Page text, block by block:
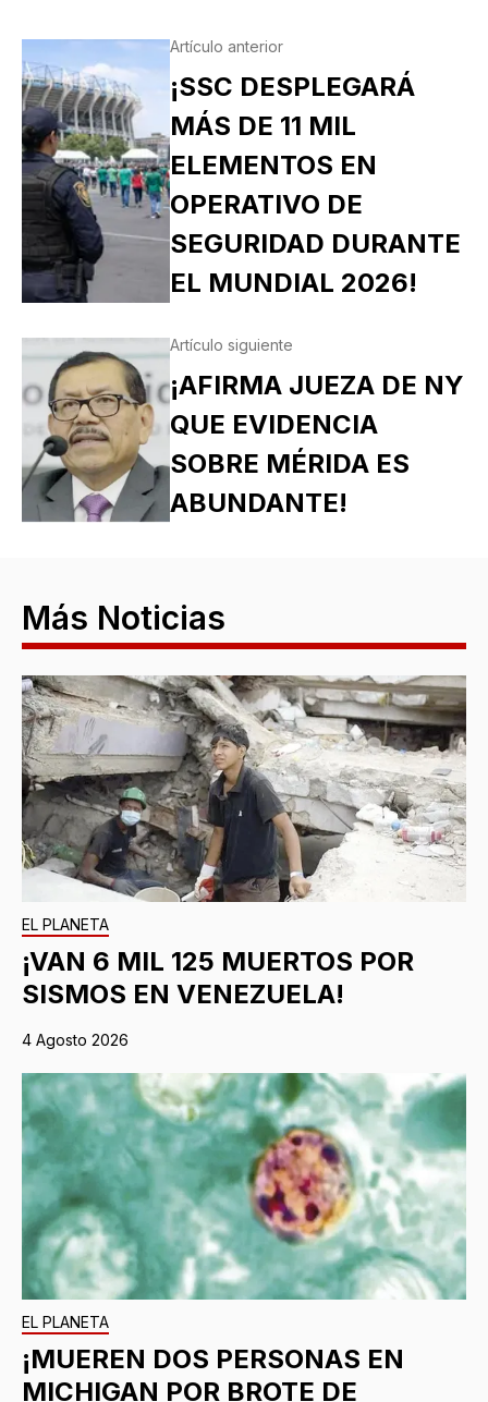
Artículo anterior
¡SSC DESPLEGARÁ
MÁS DE 11 MIL
ELEMENTOS EN
OPERATIVO DE
SEGURIDAD DURANTE
EL MUNDIAL 2026!
Artículo siguiente
¡AFIRMA JUEZA DE NY
QUE EVIDENCIA
SOBRE MÉRIDA ES
ABUNDANTE!
Más Noticias
EL PLANETA
¡VAN 6 MIL 125 MUERTOS POR
SISMOS EN VENEZUELA!
4 Agosto 2026
EL PLANETA
¡MUEREN DOS PERSONAS EN
MICHIGAN POR BROTE DE